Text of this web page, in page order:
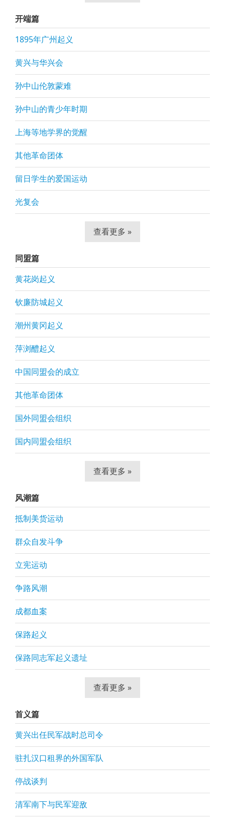
开端篇
1895年广州起义
黄兴与华兴会
孙中山伦敦蒙难
孙中山的青少年时期
上海等地学界的觉醒
其他革命团体
留日学生的爱国运动
光复会
查看更多 »
同盟篇
黄花岗起义
钦廉防城起义
潮州黄冈起义
萍浏醴起义
中国同盟会的成立
其他革命团体
国外同盟会组织
国内同盟会组织
查看更多 »
风潮篇
抵制美货运动
群众自发斗争
立宪运动
争路风潮
成都血案
保路起义
保路同志军起义遗址
查看更多 »
首义篇
黄兴出任民军战时总司令
驻扎汉口租界的外国军队
停战谈判
清军南下与民军迎敌